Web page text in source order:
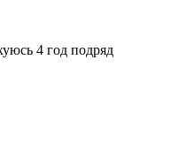
4 год подряд